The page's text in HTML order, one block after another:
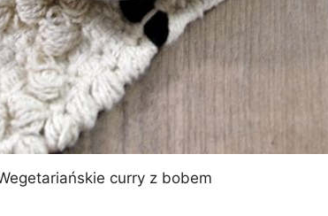
curry z bobem